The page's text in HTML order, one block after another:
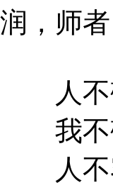
润，师
人不
我不
人不